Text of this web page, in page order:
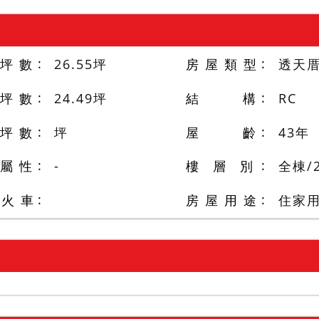
數 26.55坪
數
24.49坪
數
坪
性
-
車
房 屋 類 型
透天
結 構
RC
屋 齡
43年
樓 層 別
全棟/
房 屋 用 途
住家